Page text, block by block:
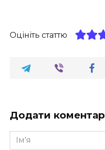
Оцініть статтю
Додати коментар
Ім'я
*